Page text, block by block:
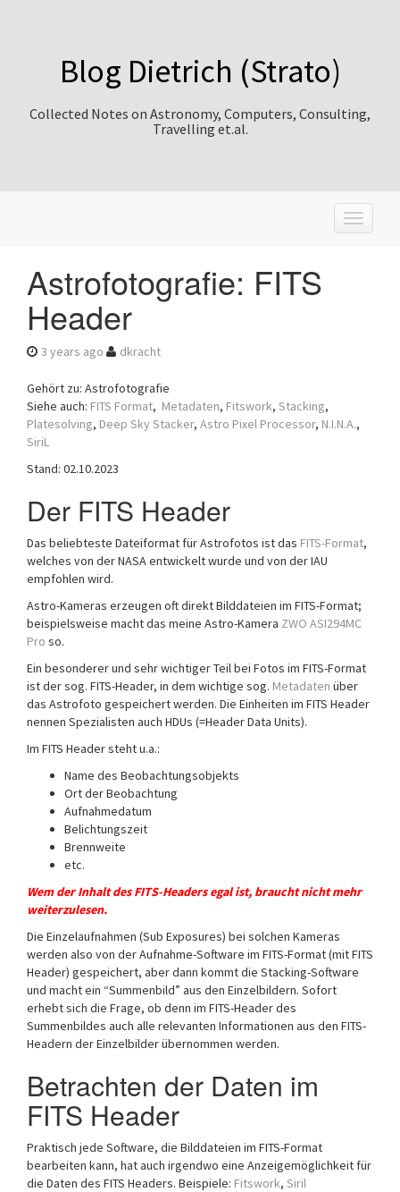
Blog Dietrich (Strato)
Collected Notes on Astronomy, Computers, Consulting,
Travelling et.al.
T
o
t
Astrofotografie: FITS
Header
3 years ago dkracht
Gehört zu: Astrofotografie
Siehe auch: FITS Format, Metadaten, Fitswork, Stacking,
Platesolving, Deep Sky Stacker, Astro Pixel Processor, N.I.N.A.,
SiriL
Stand: 02.10.2023
Der FITS Header
Das beliebteste Dateiformat für Astrofotos ist das FITS-Format,
welches von der NASA entwickelt wurde und von der IAU
empfohlen wird.
Astro-Kameras erzeugen oft direkt Bilddateien im FITS-Format;
beispielsweise macht das meine Astro-Kamera ZWO ASI294MC
Pro so.
Ein besonderer und sehr wichtiger Teil bei Fotos im FITS-Format
ist der sog. FITS-Header, in dem wichtige sog. Metadaten über
das Astrofoto gespeichert werden. Die Einheiten im FITS Header
nennen Spezialisten auch HDUs (=Header Data Units).
Im FITS Header steht u.a.:
Name des Beobachtungsobjekts
Ort der Beobachtung
Aufnahmedatum
Belichtungszeit
Brennweite
etc.
Wem der Inhalt des FITS-Headers egal ist, braucht nicht mehr
weiterzulesen.
Die Einzelaufnahmen (Sub Exposures) bei solchen Kameras
werden also von der Aufnahme-Software im FITS-Format (mit FITS
Header) gespeichert, aber dann kommt die Stacking-Software
und macht ein “Summenbild” aus den Einzelbildern. Sofort
erhebt sich die Frage, ob denn im FITS-Header des
Summenbildes auch alle relevanten Informationen aus den FITS-
Headern der Einzelbilder übernommen werden.
Betrachten der Daten im
FITS Header
Praktisch jede Software, die Bilddateien im FITS-Format
bearbeiten kann, hat auch irgendwo eine Anzeigemöglichkeit für
die Daten des FITS Headers. Beispiele: Fitswork, Siril